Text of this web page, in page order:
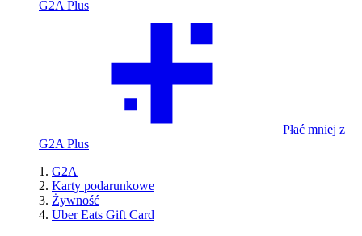
G2A Plus
Płać mniej z
G2A Plus
G2A
Karty podarunkowe
Żywność
Uber Eats Gift Card